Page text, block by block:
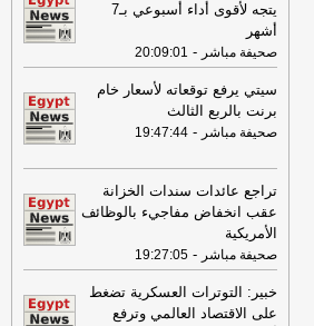
يتجه لأقوى أداء أسبوعي بـ7
أشهر
صحيفة مباشر -
20:09:01
سيتي يرفع توقعاته لأسعار خام
برنت بالربع الثالث
صحيفة مباشر -
19:47:44
تراجع عائدات سندات الخزانة
عقب انخفاض مفاجيء بالوظائف
الأمريكية
صحيفة مباشر -
19:27:05
خبير: التوترات العسكرية تضغط
على الاقتصاد العالمي وترفع